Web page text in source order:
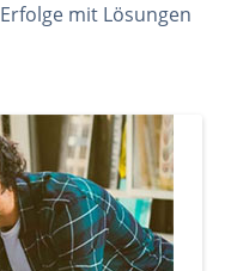
mit Lösungen